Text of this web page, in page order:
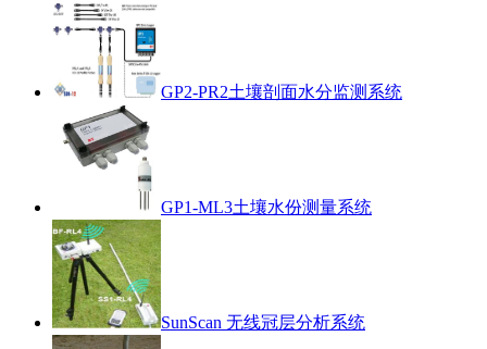
GP2-PR2土壤剖面水分监测系统
GP1-ML3土壤水份测量系统
SunScan 无线冠层分析系统